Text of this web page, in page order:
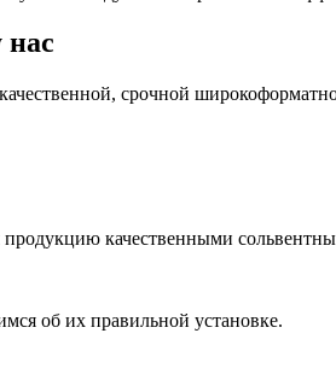
нас
срочной
качественными
об их правильной установке.